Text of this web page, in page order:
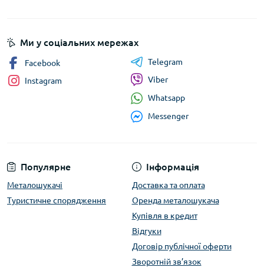
Популярне
Металошукачі
Туристичне спорядження
Інформація
Доставка та оплата
Оренда металошукача
Купівля в кредит
Відгуки
Договір публічної оферти
Зворотній зв’язок
Ми у соціальних мережах
Facebook
Instagram
Telegram
Viber
Whatsapp
Messenger